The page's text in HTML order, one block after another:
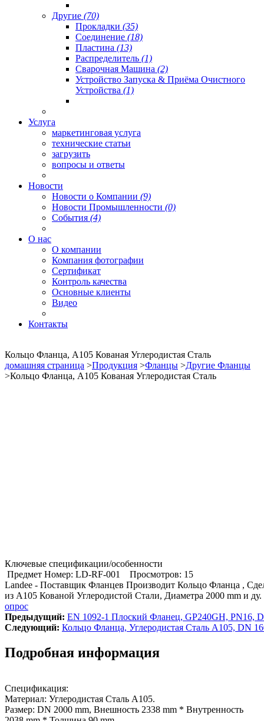
Другие (70)
Прокладки (35)
Соединение (18)
Пластина (13)
Распределитель (1)
Сварочная Машина (2)
Устройство Запуска & Приёма Очистного
Устройства (1)
Услуга
маркетинговая услуга
технические статьи
загрузить
вопросы и ответы
Новости
Новости о Компании (9)
Новости Промышленности (0)
События (4)
О нас
О компании
Компания фотографии
Сертификат
Контроль качества
Основные клиенты
Видео
Контакты
Кольцо Фланца, A105 Кованая Углеродистая Сталь
домашняя страница >Продукция >Фланцы >Другие Фланцы
>Кольцо Фланца, A105 Кованая Углеродистая Сталь
Ключевые спецификации/особенности
Предмет Номер: LD-RF-001
Просмотров: 15
Landee - Поставщик Фланцев Производит Кольцо Фланца ,
из A105 Кованой Углеродистой Стали, Диаметра 2000 mm и ду.
опрос
Предыдущий: EN 1092-1 Плоский Фланец, GP240GH, PN16,
Cледующий: Кольцо Фланца, Углеродистая Сталь A105, DN
Подробная информация
Спецификация:
Материал: Углеродистая Сталь A105.
Размер: DN 2000 mm, Внешность 2338 mm * Внутренность